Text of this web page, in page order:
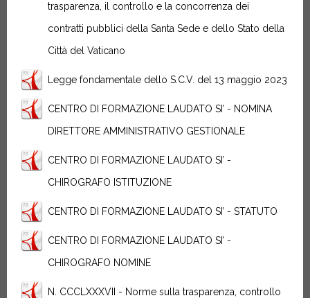
trasparenza, il controllo e la concorrenza dei
contratti pubblici della Santa Sede e dello Stato della
Città del Vaticano
Legge fondamentale dello S.C.V. del 13 maggio 2023
CENTRO DI FORMAZIONE LAUDATO SI’ - NOMINA
DIRETTORE AMMINISTRATIVO GESTIONALE
CENTRO DI FORMAZIONE LAUDATO SI’ -
CHIROGRAFO ISTITUZIONE
CENTRO DI FORMAZIONE LAUDATO SI’ - STATUTO
CENTRO DI FORMAZIONE LAUDATO SI’ -
CHIROGRAFO NOMINE
N. CCCLXXXVII - Norme sulla trasparenza, controllo